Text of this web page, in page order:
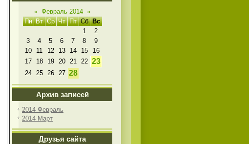
« Февраль 2014 »
Пн Вт Ср Чт Пт Сб Вс
1
2
3
4 5 6 7 8
9
10
11 12 13 14 15
16
17
18 19 20 21 22 23
24 25 26 27 28
Архив записей
2014 Февраль
2014 Март
Друзья сайта